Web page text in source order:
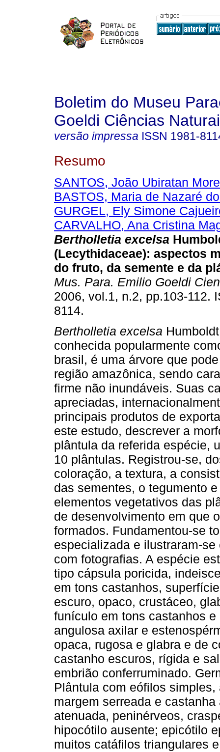
Boletim do Museu
Goeldi Ciências
versão impressa ISSN 1981-
Resumo
SANTOS, João Ubiratan
BASTOS, Maria de Nazaré
GURGEL, Ely Simone
CARVALHO, Ana Cristina
Bertholletia excelsa
(Lecythidaceae): aspectos
do fruto, da semente e da
Mus. Para. Emilio Goeldi
2006, vol.1, n.2, pp.103-112.
8114.
Bertholletia excelsa
conhecida popularmente
brasil, é uma árvore que
região amazônica, sendo
firme não inundáveis. Suas
apreciadas,
principais produtos de
este estudo, descrever a
plântula da referida espécie,
10 plântulas. Registrou-se,
coloração, a textura, a
das sementes, o tegumento
elementos vegetativos das
de desenvolvimento em que
formados. Fundamentou-se
especializada e ilustraram-
com fotografias. A espécie
tipo cápsula poricida,
em tons castanhos,
escuro, opaco, crustáceo,
funículo em tons castanhos
angulosa axilar e
opaca, rugosa e glabra e de
castanho escuros, rígida e
embrião conferruminado.
Plântula com eófilos
margem serreada e
atenuada, peninérveos,
hipocótilo ausente; epicótilo
muitos catáfilos triangulares